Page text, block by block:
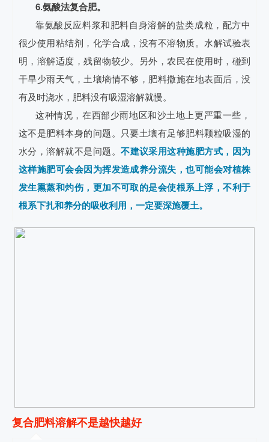
6.氨酸法复合肥。
靠氨酸反应料浆和肥料自身溶解的盐类成粒，配方中
很少使用粘结剂，化学合成，没有不溶物质。水解试验表
明，溶解适度，残留物较少。另外，农民在使用时，碰到
干旱少雨天气，土壤墒情不够，肥料撒施在地表面后，没
有及时浇水，肥料没有吸湿溶解就慢。
这种情况，在西部少雨地区和沙土地上更严重一些，
这不是肥料本身的问题。只要土壤有足够肥料颗粒吸湿的
水分，溶解就不是问题。不建议采用这种施肥方式，因为
这样施肥可会会因为挥发造成养分流失，也可能会对植株
发生熏蒸和灼伤，更加不可取的是会使根系上浮，不利于
根系下扎和养分的吸收利用，一定要深施覆土。
复合肥料溶解不是越快越好